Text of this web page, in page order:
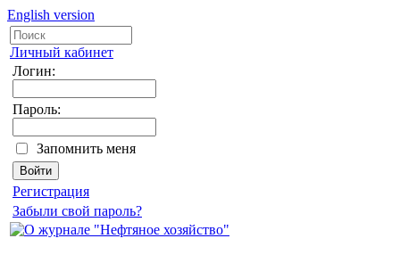
English version
Личный кабинет
Логин:
Пароль:
Запомнить меня
Регистрация
Забыли свой пароль?